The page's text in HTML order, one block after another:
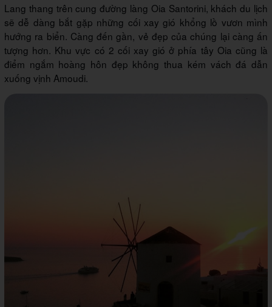
Lang thang trên cung đường làng Oia Santorini, khách du lịch
sẽ dễ dàng bắt gặp những cối xay gió khổng lồ vươn mình
hướng ra biển. Càng đến gần, vẻ đẹp của chúng lại càng ấn
tượng hơn. Khu vực có 2 cối xay gió ở phía tây Oia cũng là
điểm ngắm hoàng hôn đẹp không thua kém vách đá dẫn
xuống vịnh Amoudi.